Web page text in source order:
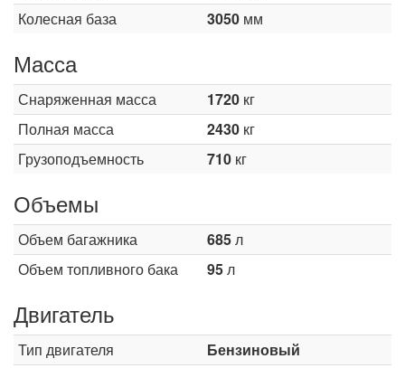
Колесная база
3050 мм
Масса
Снаряженная масса 1720 кг
Полная масса
2430 кг
Грузоподъемность
710 кг
Объемы
Объем багажника 685л
Объем топливного бака
95л
Двигатель
Тип двигателя
Бензиновый